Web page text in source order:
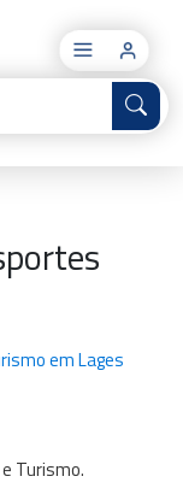
×
em Lages
e Turismo.